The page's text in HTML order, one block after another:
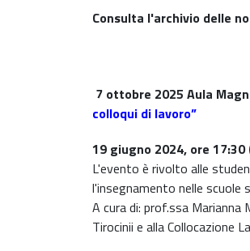
Consulta l'archivio delle
7 ottobre 2025 Aula
colloqui di lavoro”
19 giugno 2024, ore 17:30
L'evento è rivolto alle
l'insegnamento nelle scuole
A cura di: prof.ssa
Tirocinii e alla Collocazione